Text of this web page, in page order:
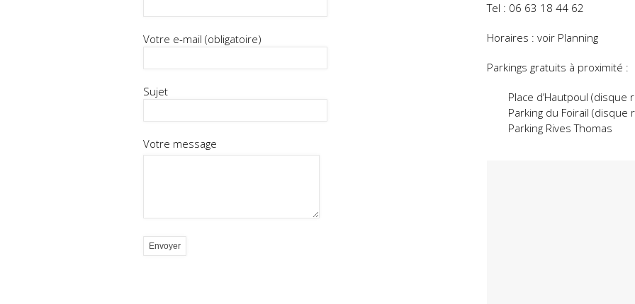
Votre e-mail (obligatoire)
Sujet
Votre message
Tel : 06 63 18 44 62
Horaires : voir Planning
Parkings gratuits à proximité :
Place d’Hautpoul (disque
Parking du Foirail (disque
Parking Rives Thomas